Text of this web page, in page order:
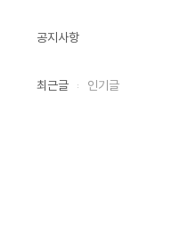
공지사항
최근글 인기글